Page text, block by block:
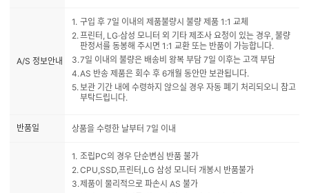
A/S 정보안내
구입 후 7일 이내의 제품불량시 불량 제품 1:1 교체
프린터, LG·삼성 모니터 외 기타 제조사 요청이 있는 경우, 불량
판정서를 동봉해 주시면 1:1 교환 또는 반품이 가능합니다.
7일 이내의 불량은 배송비 왕복 부담 7일 이후는 고객 부담
AS 반송 제품은 회수 후 6개월 동안만 보관됩니다.
보관 기간 내에 수령하지 않으실 경우 자동 폐기 처리되오니 참고
부탁드립니다.
반품일 상품을 수령한 날부터 7일 이내
조립PC의 경우 단순변심 반품 불가
CPU,SSD,프린터,LG 삼성 모니터 개봉시 반품불가
제품이 물리적으로 파손시 AS 불가